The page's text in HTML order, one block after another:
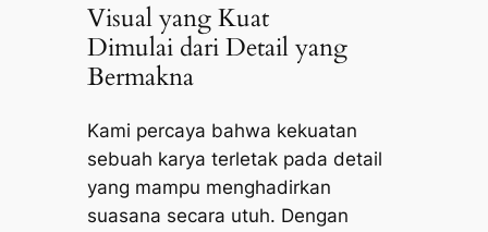
Visual yang Kuat
Dimulai dari Detail yang
Bermakna
Kami percaya bahwa kekuatan
sebuah karya terletak pada detail
yang mampu menghadirkan
suasana secara utuh. Dengan